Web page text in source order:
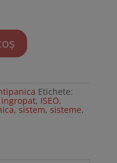
Etichete:
ingropat, ISEO,
, sistem, sisteme,